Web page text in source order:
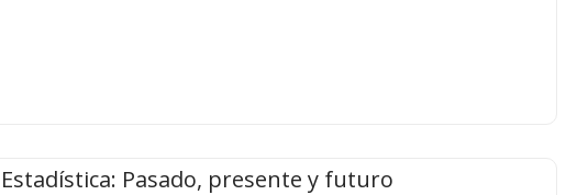
Estadística: Pasado, presente y futuro